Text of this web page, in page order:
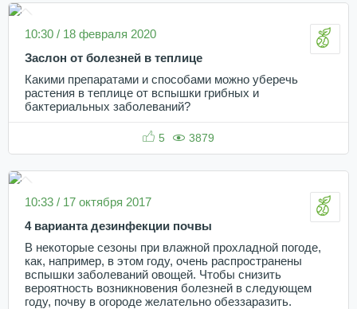
10:30 / 18 февраля 2020
Заслон от болезней в теплице
Какими препаратами и способами можно уберечь
растения в теплице от вспышки грибных и
бактериальных заболеваний?
5 3879
10:33 / 17 октября 2017
4 варианта дезинфекции почвы
В некоторые сезоны при влажной прохладной погоде,
как, например, в этом году, очень распространены
вспышки заболеваний овощей. Чтобы снизить
вероятность возникновения болезней в следующем
году, почву в огороде желательно обеззаразить.